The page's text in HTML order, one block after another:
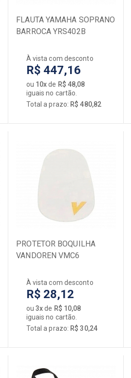
FLAUTA YAMAHA SOPRANO
BARROCA YRS402B
À vista com desconto
R$ 447,16
ou 10xde R$ 48,08
iguais no cartão.
Total a prazo: R$ 480,82
PROTETOR BOQUILHA
VANDOREN VMC6
À vista com desconto
R$ 28,12
ou 3xde R$ 10,08
iguais no cartão.
Total a prazo: R$ 30,24